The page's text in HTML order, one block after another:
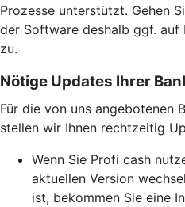
Prozesse unterstützt. Gehen
der Software deshalb ggf.
zu.
Nötige Updates Ihrer
Für die von uns angebotenen
stellen wir Ihnen rechtzeitig
Wenn Sie Profi cash
aktuellen Version
ist, bekommen Sie eine